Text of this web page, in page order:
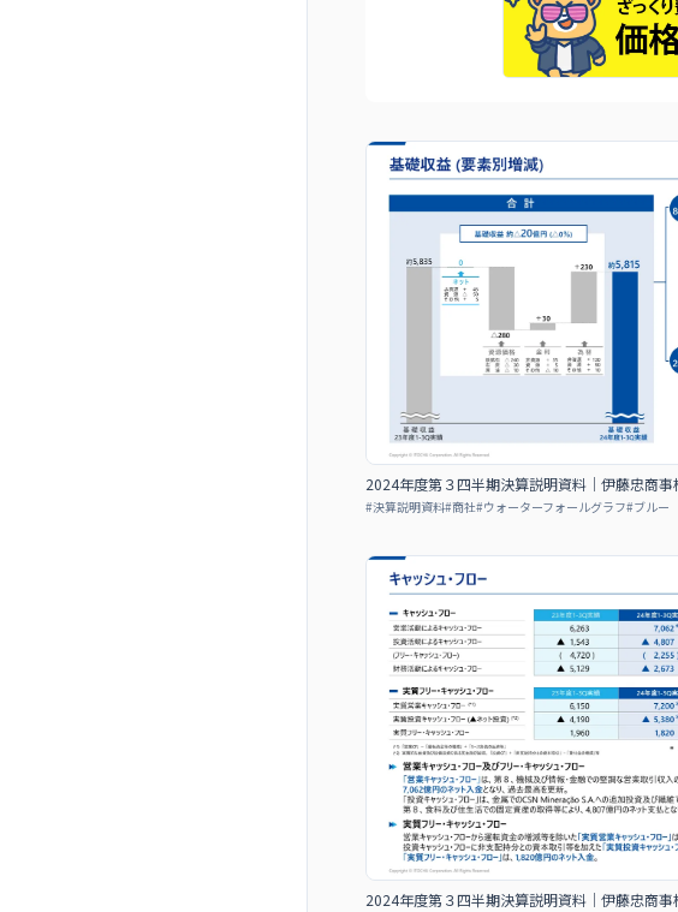
2024年度第３四半期決算説明資料｜伊藤忠商事
#決算説明資料#商社#ウォーターフォールグラフ#ブルー
2024年度第３四半期決算説明資料｜伊藤忠商事